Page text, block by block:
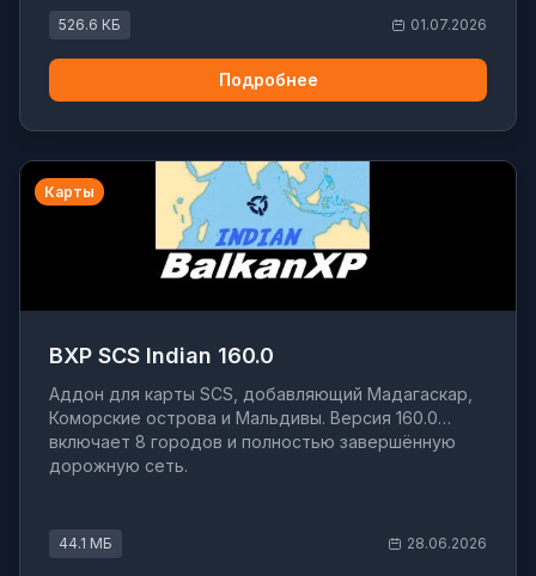
526.6 КБ 01.07.2026
Подробнее
Карты
BXP SCS Indian 160.0
Аддон для карты SCS, добавляющий Мадагаскар,
Коморские острова и Мальдивы. Версия 160.0
включает 8 городов и полностью завершённую
дорожную сеть.
44.1 МБ 28.06.2026